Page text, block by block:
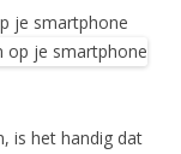
je smartphone
is het handig dat